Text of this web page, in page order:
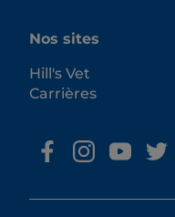
Nos sites
Hill's Vet
Carrières